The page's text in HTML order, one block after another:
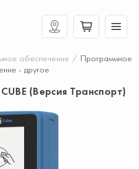
обеспечение / Программное
- другое
(Версия Транспорт)